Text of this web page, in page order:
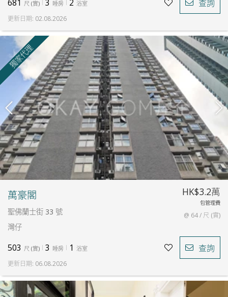
681 尺 (實) 3 睡房 2 浴室 查詢
更新日期: 02.08.2026
萬豪閣
聖佛蘭士街 33 號
灣仔
HK$3.2萬
包管理費
@ 64 / 尺 (實)
503 尺 (實) 3 睡房 1 浴室 查詢
更新日期: 06.08.2026
獨家代理